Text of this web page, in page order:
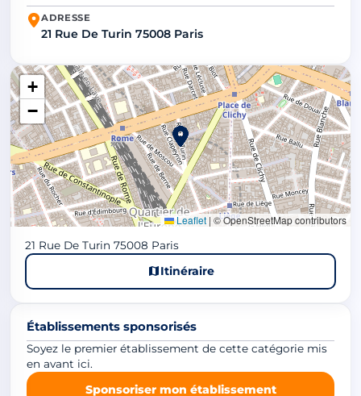
ADRESSE
21 Rue De Turin 75008 Paris
+
−
Leaflet | © OpenStreetMap contributors
21 Rue De Turin 75008 Paris
Itinéraire
Établissements sponsorisés
Soyez le premier établissement de cette catégorie mis
en avant ici.
Sponsoriser mon établissement